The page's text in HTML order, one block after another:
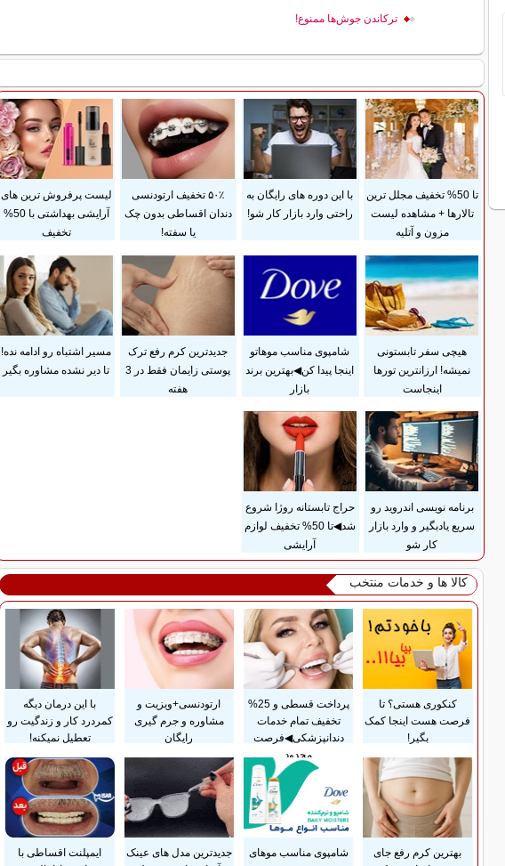
ترکاندن جوش‌ها ممنوع!
تا 50% تخفیف مجلل ترین
تالارها + مشاهده لیست
مزون و آتلیه
با این دوره های رایگان به
راحتی وارد بازار کار شو!
۵۰٪ تخفیف ارتودنسی
دندان اقساطی بدون چک
یا سفته!
لیست پرفروش ترین های
آرایشی بهداشتی با 50%
تخفیف
هیچی سفر تابستونی
نمیشه! ارزانترین تورها
اینجاست
شامپوی مناسب موهاتو
اینجا پیدا کن◀بهترین برند
بازار
جدیدترین کرم رفع ترک
پوستی زایمان فقط در 3
هفته
مسیر اشتباه رو ادامه نده!
تا دیر نشده مشاوره بگیر
برنامه نویسی اندروید رو
سریع یادبگیر و وارد بازار
کار شو
حراج تابستانه روژا شروع
شد◀تا 50% تخفیف لوازم
آرایشی
کالا ها و خدمات منتخب
کنکوری هستی؟ تا
فرصت هست اینجا کمک
بگیر!
پرداخت قسطی و 25%
تخفیف تمام خدمات
دندانپزشکی◀فرصت
محدود
ارتودنسی+ویزیت و
مشاوره و جرم گیری
رایگان
با این درمان دیگه
کمردرد کار و زندگیت رو
تعطیل نمیکنه!
بهترین کرم رفع جای
شامپوی مناسب موهای
جدیدترین مدل های عینک
ایمپلنت اقساطی با